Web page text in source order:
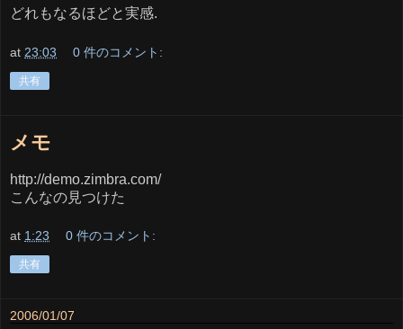
どれもなるほどと実感.
at 23:03 0 件のコメント:
共有
メモ
http://demo.zimbra.com/
こんなの見つけた
at 1:23 0 件のコメント:
共有
2006/01/07